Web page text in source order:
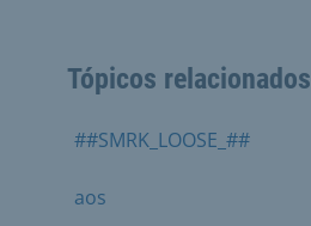
Tópicos relacionados
##SMRK_LOOSE_##
aos